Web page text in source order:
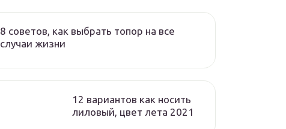
8 советов, как выбрать топор на все
случаи жизни
12 вариантов как носить
лиловый, цвет лета 2021